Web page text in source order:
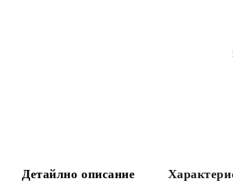
Детайлно описание